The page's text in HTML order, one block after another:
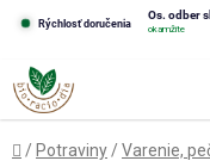
obsah
Rýchlosť doručenia
Os. odber
okamžite
Domov
/ Potraviny /Varenie,